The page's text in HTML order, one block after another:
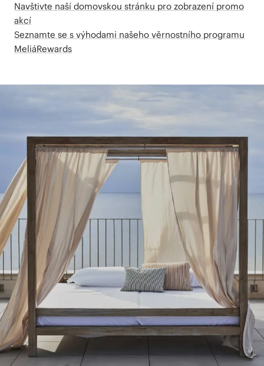
Navštivte naší domovskou stránku pro zobrazení promo
akcí
Seznamte se s výhodami našeho věrnostního programu
MeliáRewards